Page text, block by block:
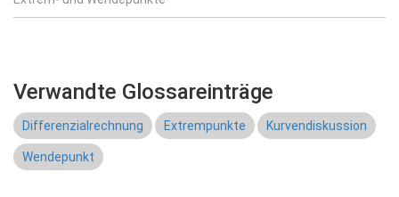
Verwandte Glossareinträge
Differenzialrechnung Extrempunkte Kurvendiskussion
Wendepunkt